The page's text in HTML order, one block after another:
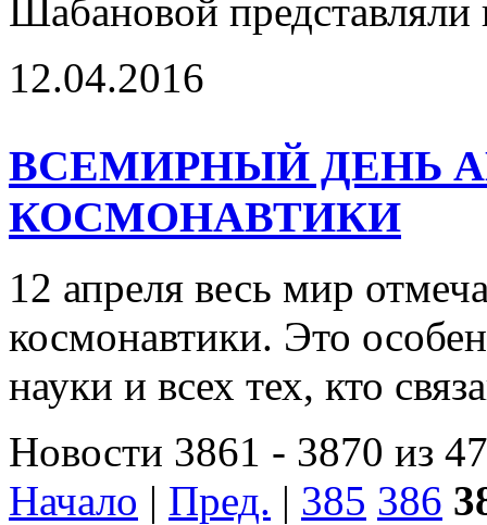
Шабановой
12.04.2016
ВСЕМИРНЫЙ ДЕНЬ
КОСМОНАВТИКИ
12 апреля весь мир
космонавтики. Это
науки и всех тех, кто
Новости 3861 - 3870 из
Начало | Пред. | 385 386